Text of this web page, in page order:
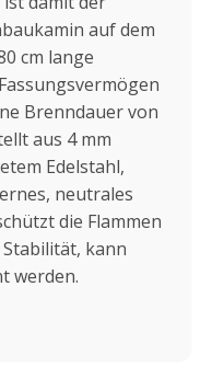
auf dem
cm lange
Brenndauer von
aus 4 mm
Edelstahl,
neutrales
die Flammen
kann
werden.